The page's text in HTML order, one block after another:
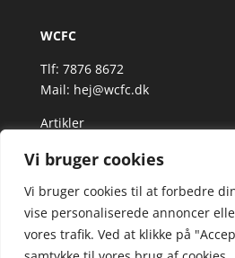
Vi bruger cookies
Vi bruger cookies til at forbedre
vise personaliserede annoncer
vores trafik. Ved at klikke på
WCFC
Tlf: 7876 8672
Mail: hej@wcfc.dk
Artikler